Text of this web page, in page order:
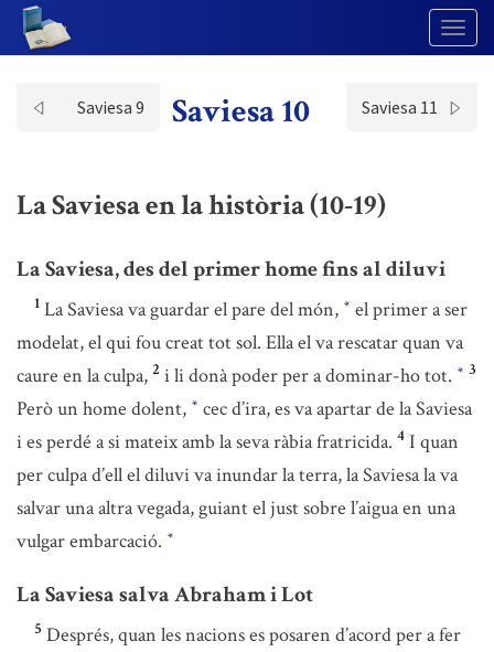
Saviesa 9 Saviesa 10 Saviesa 11
La Saviesa en la història (10-19)
La Saviesa, des del primer home fins al diluvi
1 La Saviesa va guardar el pare del món, * el primer a ser
modelat, el qui fou creat tot sol. Ella el va rescatar quan va
caure en la culpa, 2 i li donà poder per a dominar-ho tot. * 3
Però un home dolent, * cec d’ira, es va apartar de la Saviesa
i es perdé a si mateix amb la seva ràbia fratricida. 4 I quan
per culpa d’ell el diluvi va inundar la terra, la Saviesa la va
salvar una altra vegada, guiant el just sobre l’aigua en una
vulgar embarcació. *
La Saviesa salva Abraham i Lot
5 Després, quan les nacions es posaren d’acord per a fer